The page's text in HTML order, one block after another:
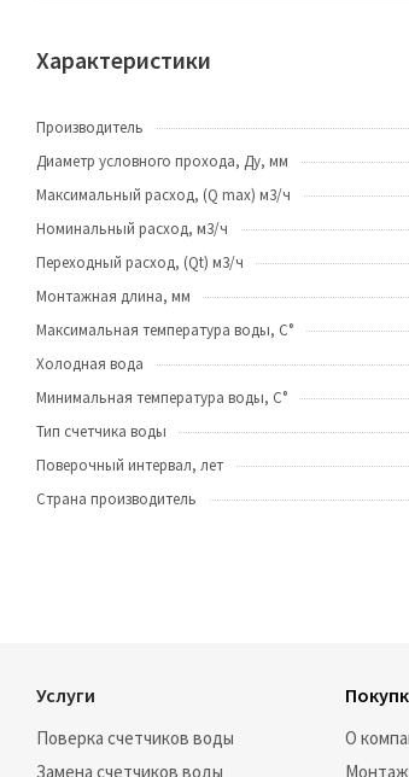
Характеристики
Производитель
Диаметр условного прохода, Ду, мм
Максимальный расход, (Q max) м3/ч
Номинальный расход, м3/ч
Переходный расход, (Qt) м3/ч
Монтажная длина, мм
Максимальная температура воды, C°
Холодная вода
Минимальная температура воды, С°
Тип счетчика воды
Поверочный интервал, лет
Страна производитель
Услуги
Поверка счетчиков воды
Замена счетчиков воды
О